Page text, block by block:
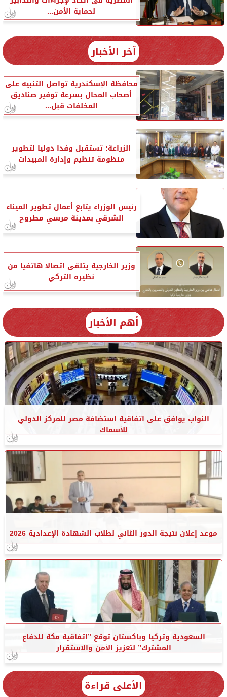
لحماية الأمن...
آخر الأخبار
محافظة الإسكندرية تواصل التنبيه على
أصحاب المحال بسرعة توفير صناديق
المخلفات قبل...
الزراعة: تستقبل وفدا دوليا لتطوير
منظومة تنظيم وإدارة المبيدات
رئيس الوزراء يتابع أعمال تطوير الميناء
الشرقي بمدينة مرسي مطروح
وزير الخارجية يتلقى اتصالا هاتفيا من
نظيره التركي
أهم الأخبار
النواب يوافق على اتفاقية استضافة مصر للمركز الدولي
للأسماك
موعد إعلان نتيجة الدور الثاني لطلاب الشهادة الإعدادية 2026
السعودية وتركيا وباكستان توقع ”اتفاقية مكة للدفاع
المشترك” لتعزيز الأمن والاستقرار
الأعلى قراءة